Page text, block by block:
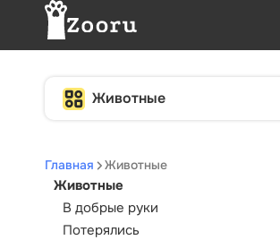
Животные
Главная Животные
Животные
В добрые руки
Потерялись